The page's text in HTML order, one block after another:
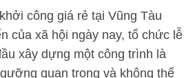
công giá rẻ tại Vũng Tàu
của xã hội ngày nay, tổ chức lễ
xây dựng một công trình là
quan trọng và không thể